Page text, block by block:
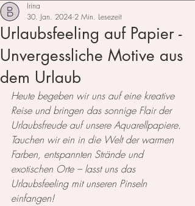
Urlaubsfeeling auf Papier -
Unvergessliche Motive aus
dem Urlaub
Irina
30. Jan. 2024 2 Min. Lesezeit
Heute begeben wir uns auf eine kreative
Reise und bringen das sonnige Flair der
Urlaubsfreude auf unsere Aquarellpapiere.
Tauchen wir ein in die Welt der warmen
Farben, entspannten Strände und
exotischen Orte – lasst uns das
Urlaubsfeeling mit unseren Pinseln
einfangen!